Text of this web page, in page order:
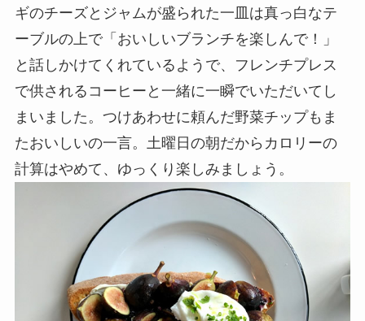
ギのチーズとジャムが盛られた一皿は真っ白なテ
ーブルの上で「おいしいブランチを楽しんで！」
と話しかけてくれているようで、フレンチプレス
で供されるコーヒーと一緒に一瞬でいただいてし
まいました。つけあわせに頼んだ野菜チップもま
たおいしいの一言。土曜日の朝だからカロリーの
計算はやめて、ゆっくり楽しみましょう。